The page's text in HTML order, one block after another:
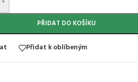
PŘIDAT DO KOŠÍKU
Přidat k oblíbeným